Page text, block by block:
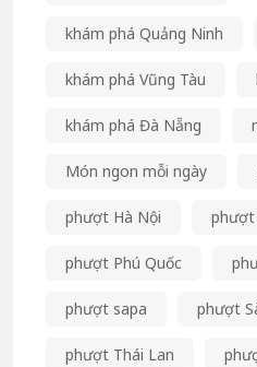
khám phá Quảng Ninh
khám phá Vũng Tàu
khám phá Đà Nẵng
Món ngon mỗi ngày
phượt Hà Nội phượt
phượt Phú Quốc
phượt sapa phượt
phượt Thái Lan